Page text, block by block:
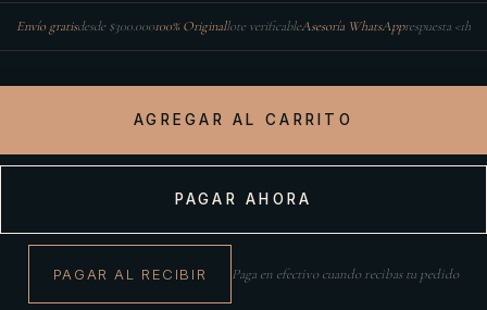
Envío gratisdesde $300.000100% Originallote verificableAsesoría WhatsApprespuesta <1h
AGREGAR AL CARRITO
PAGAR AHORA
PAGAR AL RECIBIR Paga en efectivo cuando recibas tu pedido